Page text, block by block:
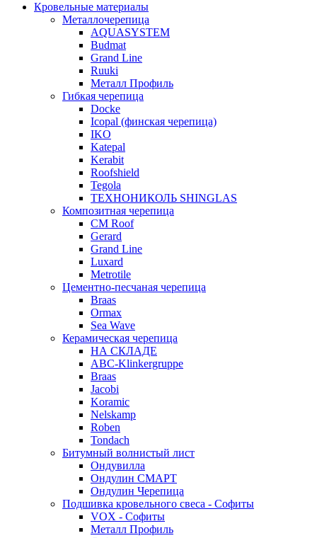
Кровельные материалы
Металлочерепица
AQUASYSTEM
Budmat
Grand Line
Ruuki
Металл Профиль
Гибкая черепица
Docke
Icopal (финская черепица)
IKO
Katepal
Kerabit
Roofshield
Tegola
ТЕХНОНИКОЛЬ SHINGLAS
Композитная черепица
CM Roof
Gerard
Grand Line
Luxard
Metrotile
Цементно-песчаная черепица
Braas
Ormax
Sea Wave
Керамическая черепица
НА СКЛАДЕ
ABC-Klinkergruppe
Braas
Jacobi
Koramic
Nelskamp
Roben
Tondach
Битумный волнистый лист
Ондувилла
Ондулин СМАРТ
Ондулин Черепица
Подшивка кровельного свеса - Софиты
VOX - Софиты
Металл Профиль